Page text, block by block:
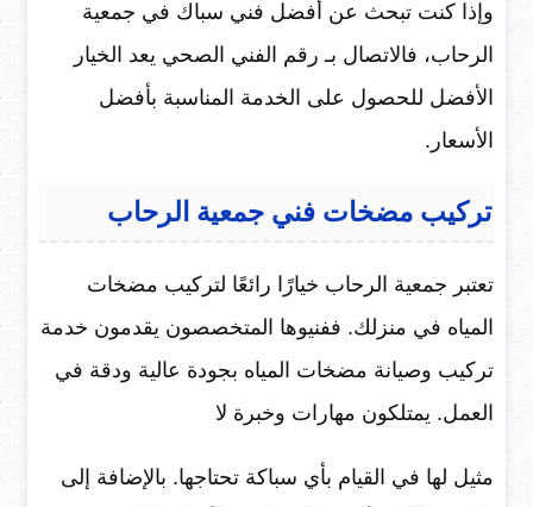
وإذا كنت تبحث عن أفضل فني سباك في جمعية
الرحاب، فالاتصال بـ رقم الفني الصحي يعد الخيار
الأفضل للحصول على الخدمة المناسبة بأفضل
الأسعار.
تركيب مضخات فني جمعية الرحاب
تعتبر جمعية الرحاب خيارًا رائعًا لتركيب مضخات
المياه في منزلك. ففنيوها المتخصصون يقدمون خدمة
تركيب وصيانة مضخات المياه بجودة عالية ودقة في
العمل. يمتلكون مهارات وخبرة لا
مثيل لها في القيام بأي سباكة تحتاجها. بالإضافة إلى